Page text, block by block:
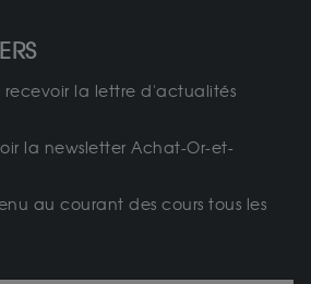
recevoir la lettre d'actualités
la newsletter Achat-Or-et-
au courant des cours tous les